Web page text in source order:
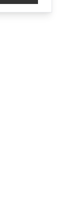
kr. 79,00.kr.